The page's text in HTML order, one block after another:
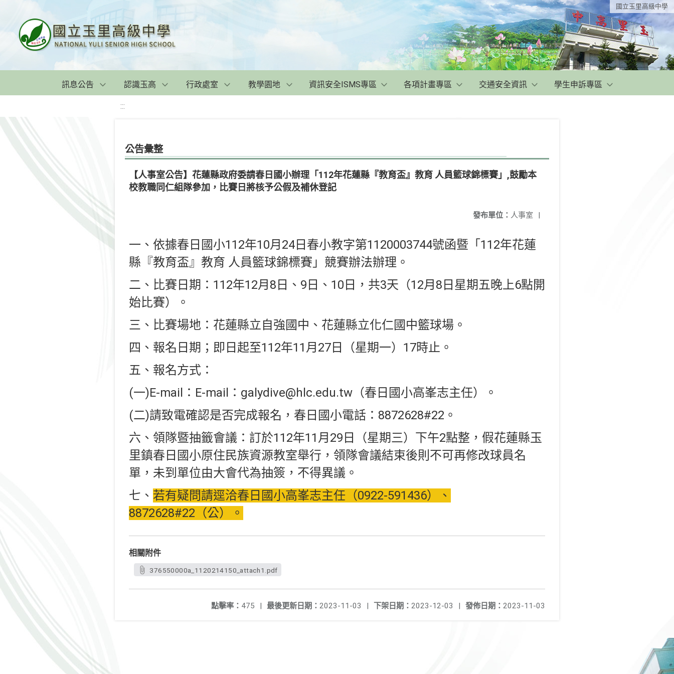
國立玉里高級中學
訊息公告 認識玉高 行政處室 教學園地 資訊安全ISMS專區 各項計畫專區 交通安全資訊 學生申訴專區
:::
公告彙整
【人事室公告】花蓮縣政府委請春日國小辦理「112年花蓮縣『教育盃』教育 人員籃球錦標賽」,鼓勵本
校教職同仁組隊參加，比賽日將核予公假及補休登記
發布單位： 人事室 |
一、依據春日國小112年10月24日春小教字第1120003744號函暨「112年花蓮
縣『教育盃』教育 人員籃球錦標賽」競賽辦法辦理。
二、比賽日期：112年12月8日、9日、10日，共3天（12月8日星期五晚上6點開
始比賽）。
三、比賽場地：花蓮縣立自強國中、花蓮縣立化仁國中籃球場。
四、報名日期；即日起至112年11月27日（星期一）17時止。
五、報名方式：
(一)E-mail：E-mail：galydive@hlc.edu.tw（春日國小高峯志主任）。
(二)請致電確認是否完成報名，春日國小電話：8872628#22。
六、領隊暨抽籤會議：訂於112年11月29日（星期三）下午2點整，假花蓮縣玉
里鎮春日國小原住民族資源教室舉行，領隊會議結束後則不可再修改球員名
單，未到單位由大會代為抽簽，不得異議。
七、 若有疑問請逕洽春日國小高峯志主任（0922-591436）、
8872628#22（公）。
相關附件
376550000a_1120214150_attach1.pdf
發佈日期： 2023-11-03
下架日期： 2023-12-03 |
最後更新日期： 2023-11-03 |
點擊率： 475 |